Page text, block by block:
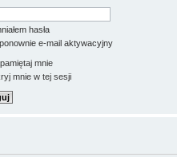
hasła
e-mail aktywacyjny
mnie
mnie w tej sesji